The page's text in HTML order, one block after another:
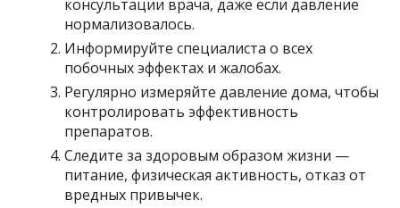
консультации врача, даже если давление
нормализовалось.
Информируйте специалиста о всех
побочных эффектах и жалобах.
Регулярно измеряйте давление дома, чтобы
контролировать эффективность
препаратов.
Следите за здоровым образом жизни —
питание, физическая активность, отказ от
вредных привычек.